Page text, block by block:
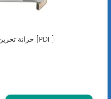
خزانة تخزين الطاقة بالتبريد السائل الهند 215 [PDF]